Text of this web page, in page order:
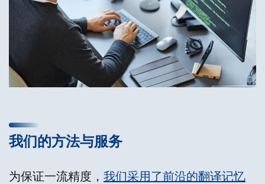
我们的方法与服务
为保证一流精度， 我们采用了前沿的翻译记忆